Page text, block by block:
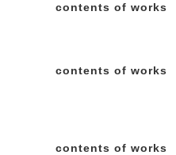
contents of works
contents of works
contents of works